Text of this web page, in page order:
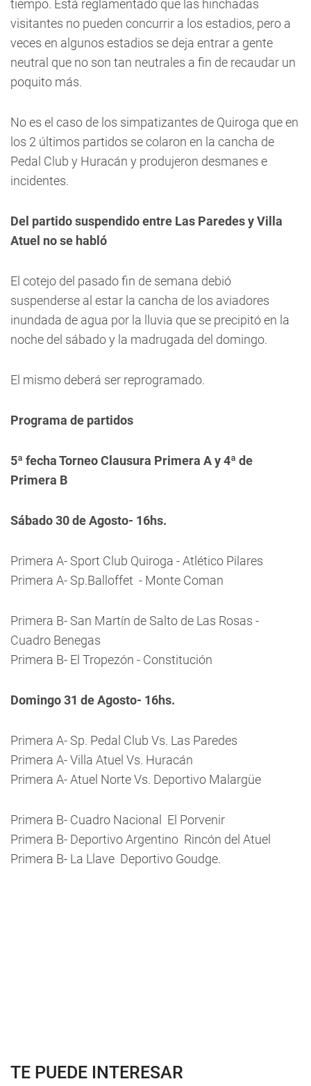
tiempo. Está reglamentado que las hinchadas
visitantes no pueden concurrir a los estadios, pero a
veces en algunos estadios se deja entrar a gente
neutral que no son tan neutrales a fin de recaudar un
poquito más.
No es el caso de los simpatizantes de Quiroga que en
los 2 últimos partidos se colaron en la cancha de
Pedal Club y Huracán y produjeron desmanes e
incidentes.
Del partido suspendido entre Las Paredes y Villa
Atuel no se habló
El cotejo del pasado fin de semana debió
suspenderse al estar la cancha de los aviadores
inundada de agua por la lluvia que se precipitó en la
noche del sábado y la madrugada del domingo.
El mismo deberá ser reprogramado.
Programa de partidos
5ª fecha Torneo Clausura Primera A y 4ª de
Primera B
Sábado 30 de Agosto- 16hs.
Primera A- Sport Club Quiroga - Atlético Pilares
Primera A- Sp.Balloffet - Monte Coman
Primera B- San Martín de Salto de Las Rosas -
Cuadro Benegas
Primera B- El Tropezón - Constitución
Domingo 31 de Agosto- 16hs.
Primera A- Sp. Pedal Club Vs. Las Paredes
Primera A- Villa Atuel Vs. Huracán
Primera A- Atuel Norte Vs. Deportivo Malargüe
Primera B- Cuadro Nacional  El Porvenir
Primera B- Deportivo Argentino  Rincón del Atuel
Primera B- La Llave  Deportivo Goudge.
TE PUEDE INTERESAR